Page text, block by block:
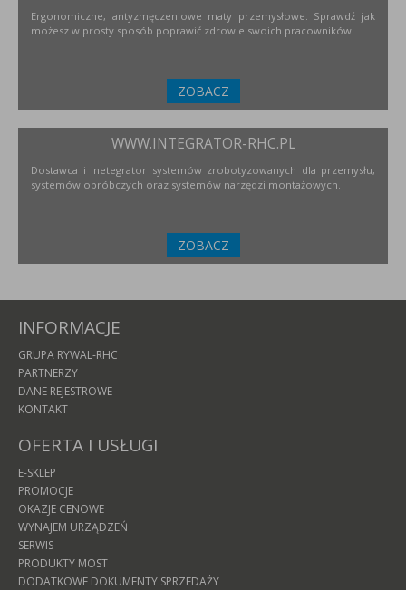
Ergonomiczne, antyzmęczeniowe maty przemysłowe. Sprawdź jak
możesz w prosty sposób poprawić zdrowie swoich pracowników.
ZOBACZ
WWW.INTEGRATOR-RHC.PL
Dostawca i inetegrator systemów zrobotyzowanych dla przemysłu,
systemów obróbczych oraz systemów narzędzi montażowych.
ZOBACZ
INFORMACJE
GRUPA RYWAL-RHC
PARTNERZY
DANE REJESTROWE
KONTAKT
OFERTA I USŁUGI
E-SKLEP
PROMOCJE
OKAZJE CENOWE
WYNAJEM URZĄDZEŃ
SERWIS
PRODUKTY MOST
DODATKOWE DOKUMENTY SPRZEDAŻY